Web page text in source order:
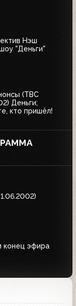
Нэш
"Деньги"
(ТВС
Деньги;
кто пришёл!
конец эфира